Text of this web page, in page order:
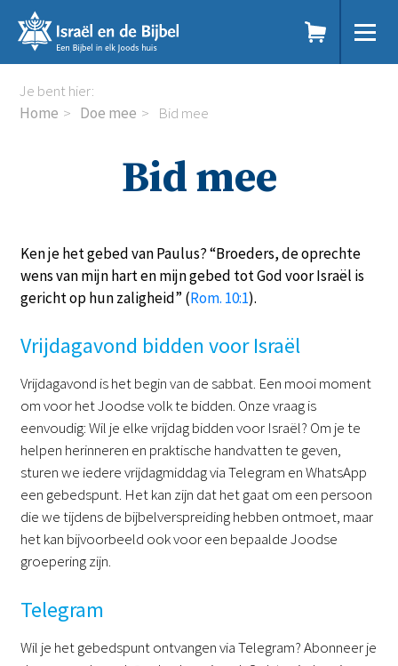
links
naar
de
Je bent hier:
Home
Doe mee Bid mee
Bid mee
Ken je het gebed van Paulus? “Broeders, de oprechte
wens van mijn hart en mijn gebed tot God voor Israël is
gericht op hun zaligheid” (Rom. 10:1).
Vrijdagavond bidden voor Israël
Vrijdagavond is het begin van de sabbat. Een mooi moment
om voor het Joodse volk te bidden. Onze vraag is
eenvoudig: Wil je elke vrijdag bidden voor Israël? Om je te
helpen herinneren en praktische handvatten te geven,
sturen we iedere vrijdagmiddag via Telegram en WhatsApp
een gebedspunt. Het kan zijn dat het gaat om een persoon
die we tijdens de bijbelverspreiding hebben ontmoet, maar
het kan bijvoorbeeld ook voor een bepaalde Joodse
groepering zijn.
Telegram
Wil je het gebedspunt ontvangen via Telegram? Abonneer je
Dit doen we
Doneer
Bid mee
Voor jou
Webshop
Over ons